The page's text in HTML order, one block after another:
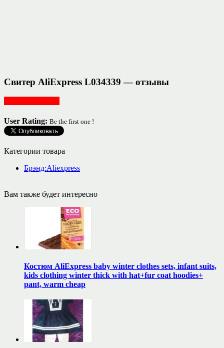
Свитер AliExpress L034339 — отзывы
User Rating: Be the first one !
Категории товара
Брэнд:Aliexpress
Вам также будет интересно
Костюм AliExpress baby winter clothes sets, infant suits,
kids clothing winter thick with hat+fur coat hoodies+
pant, warm cheap